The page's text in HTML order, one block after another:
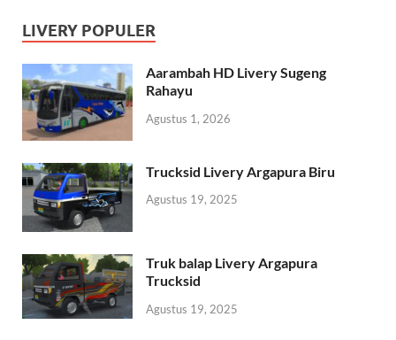
LIVERY POPULER
Aarambah HD Livery Sugeng
Rahayu
Agustus 1, 2026
Trucksid Livery Argapura Biru
Agustus 19, 2025
Truk balap Livery Argapura
Trucksid
Agustus 19, 2025